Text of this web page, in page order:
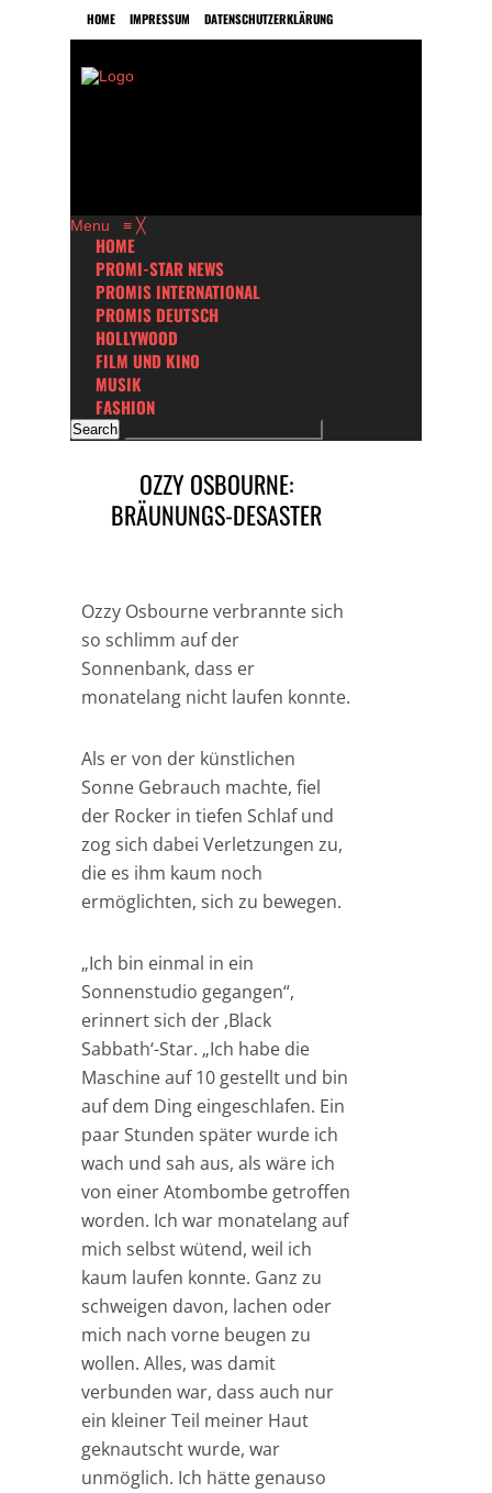
HOME IMPRESSUM DATENSCHUTZERKLÄRUNG
Menu ≡ ╳
HOME
PROMI-STAR NEWS
PROMIS INTERNATIONAL
PROMIS DEUTSCH
HOLLYWOOD
FILM UND KINO
MUSIK
FASHION
OZZY OSBOURNE:
BRÄUNUNGS-DESASTER
Ozzy Osbourne verbrannte sich
so schlimm auf der
Sonnenbank, dass er
monatelang nicht laufen konnte.
Als er von der künstlichen
Sonne Gebrauch machte, fiel
der Rocker in tiefen Schlaf und
zog sich dabei Verletzungen zu,
die es ihm kaum noch
ermöglichten, sich zu bewegen.
„Ich bin einmal in ein
Sonnenstudio gegangen“,
erinnert sich der ‚Black
Sabbath‘-Star. „Ich habe die
Maschine auf 10 gestellt und bin
auf dem Ding eingeschlafen. Ein
paar Stunden später wurde ich
wach und sah aus, als wäre ich
von einer Atombombe getroffen
worden. Ich war monatelang auf
mich selbst wütend, weil ich
kaum laufen konnte. Ganz zu
schweigen davon, lachen oder
mich nach vorne beugen zu
wollen. Alles, was damit
verbunden war, dass auch nur
ein kleiner Teil meiner Haut
geknautscht wurde, war
unmöglich. Ich hätte genauso